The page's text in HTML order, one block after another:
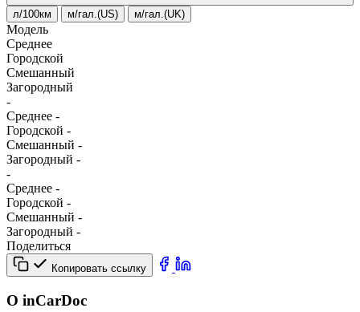
л/100км м/гал.(US) м/гал.(UK)
Модель
Среднее
Городской
Смешанный
Загородный
-
Среднее -
Городской -
Смешанный -
Загородный -
-
Среднее -
Городской -
Смешанный -
Загородный -
Поделиться
Копировать ссылку
О inCarDoc